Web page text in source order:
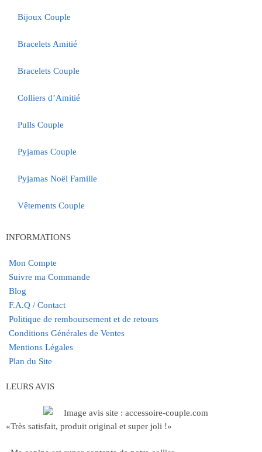
Bijoux Couple
Bracelets Amitié
Bracelets Couple
Colliers d’Amitié
Pulls Couple
Pyjamas Couple
Pyjamas Noël Famille
Vêtements Couple
INFORMATIONS
Mon Compte
Suivre ma Commande
Blog
F.A.Q / Contact
Politique de remboursement et de retours
Conditions Générales de Ventes
Mentions Légales
Plan du Site
LEURS AVIS
«Très satisfait, produit original et super joli !»